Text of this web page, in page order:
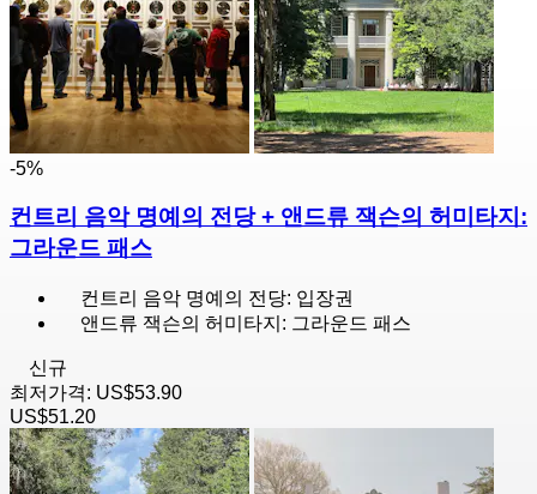
-5%
컨트리 음악 명예의 전당 + 앤드류 잭슨의 허미타지:
그라운드 패스
컨트리 음악 명예의 전당: 입장권
앤드류 잭슨의 허미타지: 그라운드 패스
신규
최저가격: US$53.90
US$51.20